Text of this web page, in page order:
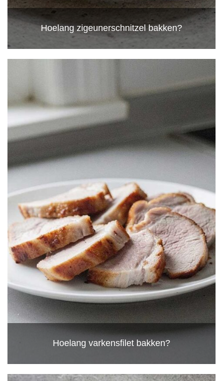
Hoelang zigeunerschnitzel bakken?
Hoelang varkensfilet bakken?